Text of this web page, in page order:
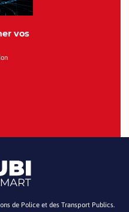
vos
de Police et des Transport Publics.